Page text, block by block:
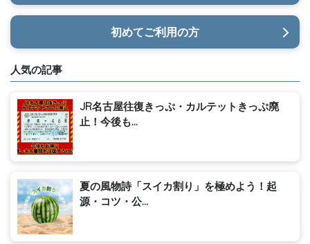
初めてご利用の方
人気の記事
JR名古屋往復きっぷ・カルテットきっぷ廃
止！今後も...
夏の風物詩「スイカ割り」を極めよう！起
源・コツ・公...